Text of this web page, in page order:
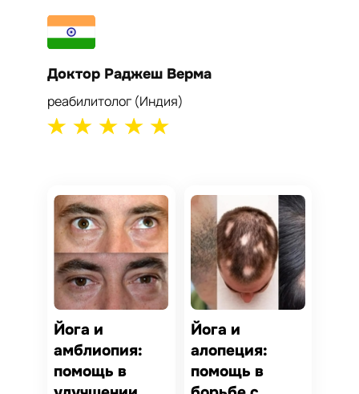
Доктор Раджеш Верма
реабилитолог (Индия)
Йога и
амблиопия:
помощь в
Йога и
алопеция:
помощь в